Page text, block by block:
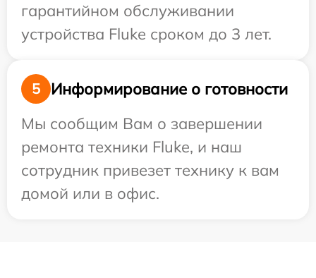
гарантийном обслуживании
устройства Fluke сроком до 3 лет.
5
Информирование о готовности
Мы сообщим Вам о завершении
ремонта техники Fluke, и наш
сотрудник привезет технику к вам
домой или в офис.